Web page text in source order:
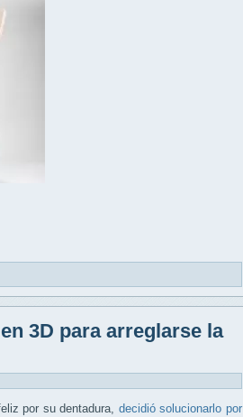
3D para arreglarse la
por su dentadura, decidió solucionarlo por